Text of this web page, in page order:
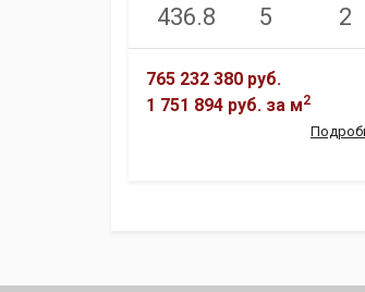
436.8 5 2
765 232 380 руб.
1 751 894 руб. за м2